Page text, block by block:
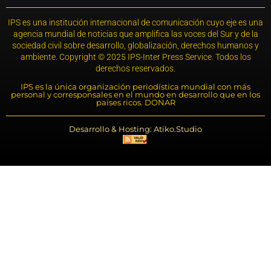
IPS es una institución internacional de comunicación cuyo eje es una
agencia mundial de noticias que amplifica las voces del Sur y de la
sociedad civil sobre desarrollo, globalización, derechos humanos y
ambiente. Copyright © 2025 IPS-Inter Press Service. Todos los
derechos reservados.
IPS es la única organización periodística mundial con más
personal y corresponsales en el mundo en desarrollo que en los
países ricos. DONAR
Desarrollo & Hosting: Atiko.Studio